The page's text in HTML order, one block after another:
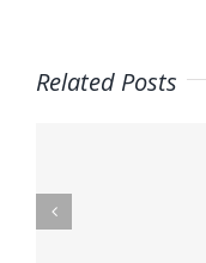
Related Posts